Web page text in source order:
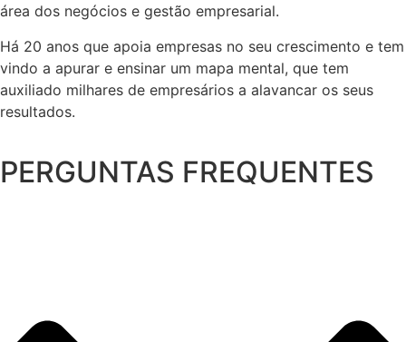
área dos negócios e gestão empresarial.
Há 20 anos que apoia empresas no seu crescimento e tem
vindo a apurar e ensinar um mapa mental, que tem
auxiliado milhares de empresários a alavancar os seus
resultados.
PERGUNTAS FREQUENTES